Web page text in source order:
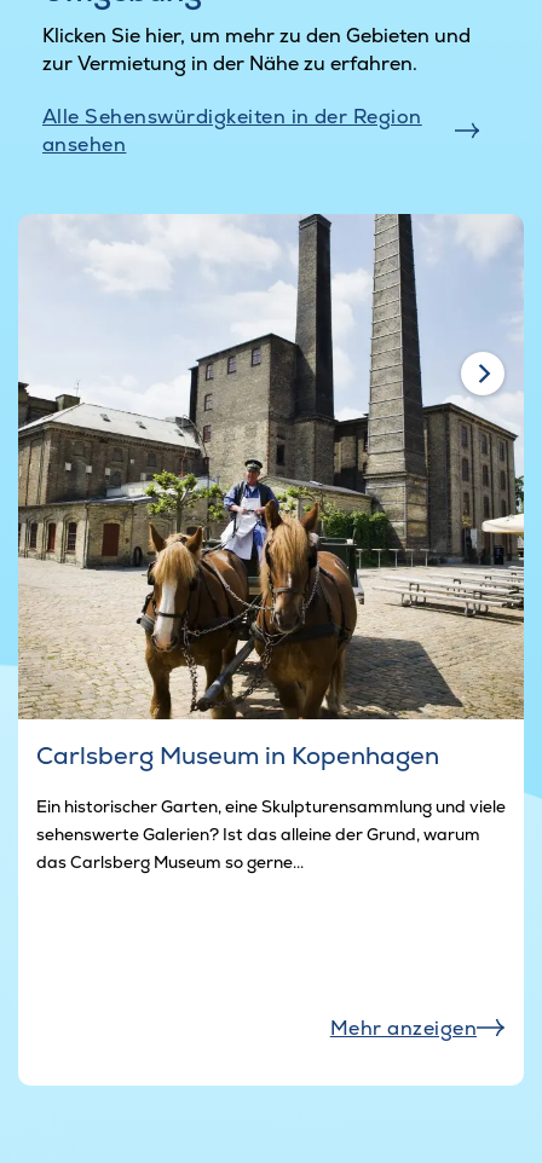
Klicken Sie hier, um mehr zu den Gebieten und
zur Vermietung in der Nähe zu erfahren.
Alle Sehenswürdigkeiten in der Region
ansehen
Carlsberg Museum in Kopenhagen
Ein historischer Garten, eine Skulpturensammlung und viele
sehenswerte Galerien? Ist das alleine der Grund, warum
das Carlsberg Museum so gerne...
Mehr anzeigen